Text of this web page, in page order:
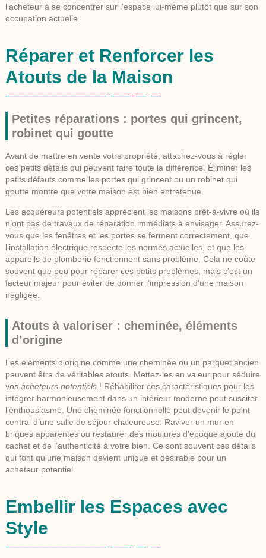
l’acheteur à se concentrer sur l’espace lui-même plutôt que sur son
occupation actuelle.
Réparer et Renforcer les
Atouts de la Maison
Petites réparations : portes qui grincent,
robinet qui goutte
Avant de mettre en vente votre propriété, attachez-vous à régler
ces petits détails qui peuvent faire toute la différence. Éliminer les
petits défauts comme les portes qui grincent ou un robinet qui
goutte montre que votre maison est bien entretenue
Les acquéreurs potentiels apprécient les maisons prêt-à-vivre où ils
n’ont pas de travaux de réparation immédiats à envisager. Assurez-
vous que les fenêtres et les portes se ferment correctement, que
l’installation électrique respecte les normes actuelles, et que les
appareils de plomberie fonctionnent sans problème. Cela ne coûte
souvent que peu pour réparer ces petits problèmes, mais c’est un
facteur majeur pour éviter de donner l’impression d’une maison
négligée.
Atouts à valoriser : cheminée, éléments
d’origine
Les éléments d’origine comme une cheminée ou un parquet ancien
peuvent être de véritables atouts. Mettez-les en valeur pour séduire
vos acheteurs potentiels! Réhabiliter ces caractéristiques pour les
intégrer harmonieusement dans un intérieur moderne peut susciter
l’enthousiasme. Une cheminée fonctionnelle peut devenir le point
central d’une salle de séjour chaleureuse. Raviver un mur en
briques apparentes ou restaurer des moulures d’époque ajoute du
cachet et de l’authenticité à votre bien. Ce sont souvent ces détails
qui font qu’une maison devient unique et désirable pour un
acheteur potentiel.
Embellir les Espaces avec
Style